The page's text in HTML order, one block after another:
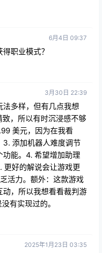
6月4日 09:37
职业模式？
3月30日 22:39
多样，但有几点我想
，所以有时沉浸感不够
美元，因为在我看
3. 添加机器人难度调节
能。4. 希望增加助理
更好的解说会让游戏更
活力。额外：这款游戏
，所以我想看看裁判游
有实现过的。
2025年1月23日 03:35